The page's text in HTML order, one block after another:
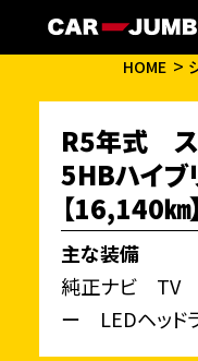
HOME
R5年式
5HBハイ
【16,140
主な装備
純正ナビ TV
ー LEDヘッド